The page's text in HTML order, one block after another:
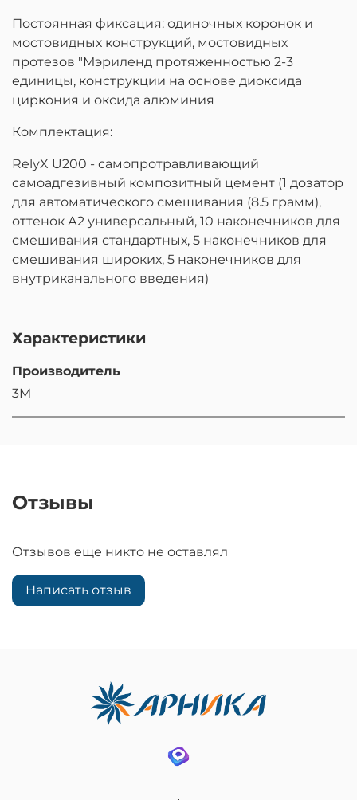
Постоянная фиксация: одиночных коронок и
мостовидных конструкций, мостовидных
протезов "Мэриленд протяженностью 2-3
единицы, конструкции на основе диоксида
циркония и оксида алюминия
Комплектация:
RelyX U200 - самопротравливающий
самоадгезивный композитный цемент (1 дозатор
для автоматического смешивания (8.5 грамм),
оттенок А2 универсальный, 10 наконечников для
смешивания стандартных, 5 наконечников для
смешивания широких, 5 наконечников для
внутриканального введения)
Характеристики
Производитель
3M
Отзывы
Отзывов еще никто не оставлял
Написать отзыв